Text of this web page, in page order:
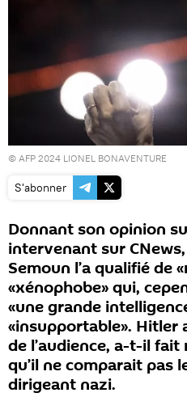
© AFP 2024 LIONEL BONAVENTURE
S'abonner
Donnant son opinion
intervenant sur
Semoun l’a qualifié de
«xénophobe» qui,
«une grande
«insupportable».
de l’audience, a-t-il
qu’il ne comparait pas
dirigeant nazi.